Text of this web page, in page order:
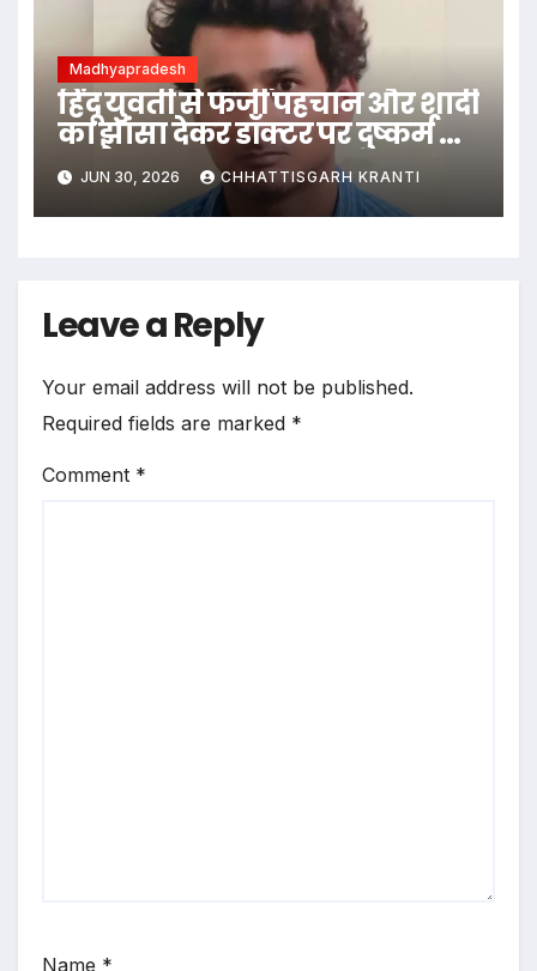
Madhyapradesh
हिंदू युवती से फर्जी पहचान और शादी
का झांसा देकर डॉक्टर पर दुष्कर्म का
आरोप
JUN 30, 2026 CHHATTISGARH KRANTI
Leave a Reply
Your email address will not be published.
Required fields are marked *
Comment *
Name *